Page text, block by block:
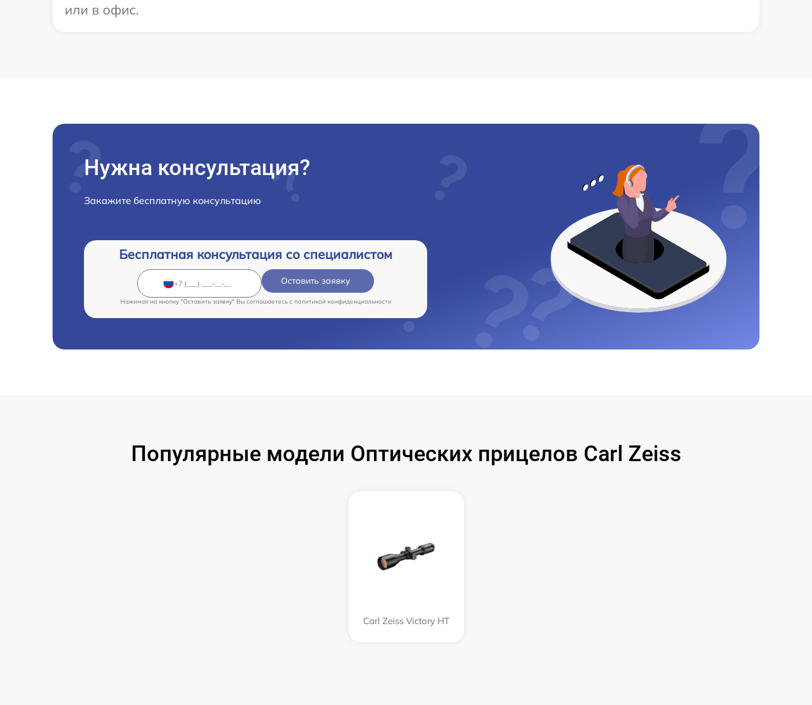
или в офис.
Нужна консультация?
Закажите бесплатную консультацию
Бесплатная консультация со специалистом
Оставить заявку
Нажимая на кнопку "Оставить заявку" Вы соглашаетесь c политикой конфиденциальности
Популярные модели Оптических прицелов Carl Zeiss
Carl Zeiss Victory HT